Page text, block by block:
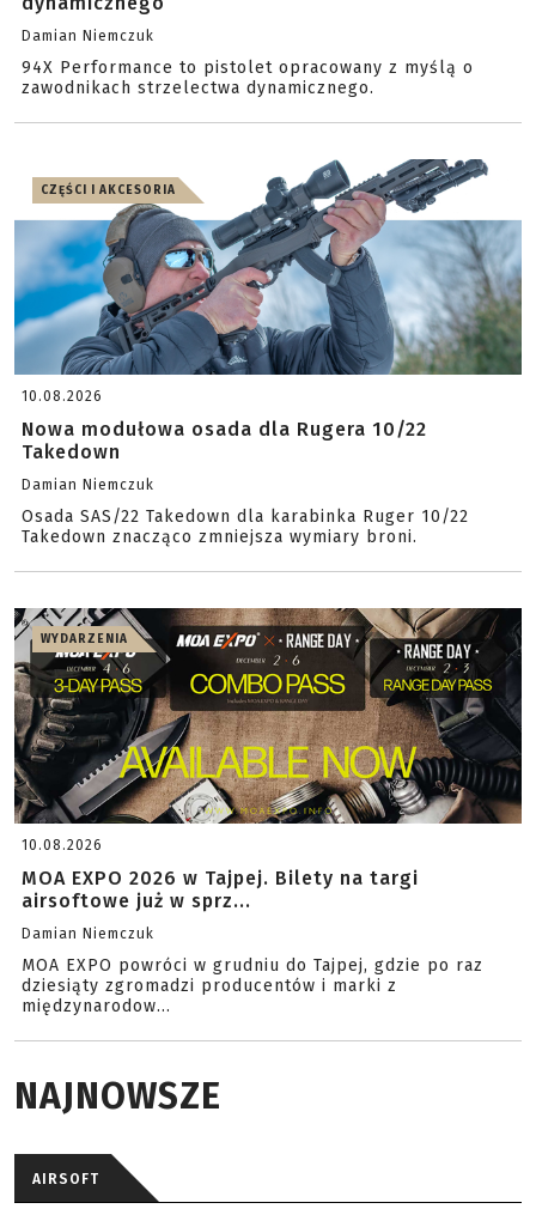
Damian Niemczuk
94X Performance to pistolet opracowany z myślą o
zawodnikach strzelectwa dynamicznego.
CZĘŚCI I AKCESORIA
10.08.2026
Nowa modułowa osada dla Rugera 10/22
Takedown
Damian Niemczuk
Osada SAS/22 Takedown dla karabinka Ruger 10/22
Takedown znacząco zmniejsza wymiary broni.
WYDARZENIA
10.08.2026
MOA EXPO 2026 w Tajpej. Bilety na targi
airsoftowe już w sprz...
Damian Niemczuk
MOA EXPO powróci w grudniu do Tajpej, gdzie po raz
dziesiąty zgromadzi producentów i marki z
międzynarodow...
NAJNOWSZE
AIRSOFT